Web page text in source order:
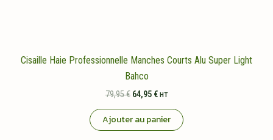
Cisaille Haie Professionnelle Manches Courts Alu Super Light
Bahco
79,95€ Le
initial
était :
64,95 €Le
actuel
HT
Ajouter au panier